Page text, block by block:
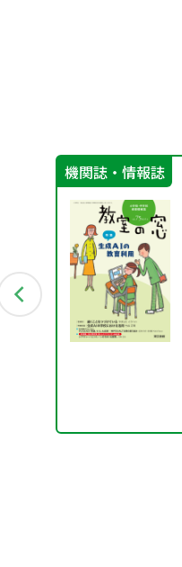
機関誌・情報誌